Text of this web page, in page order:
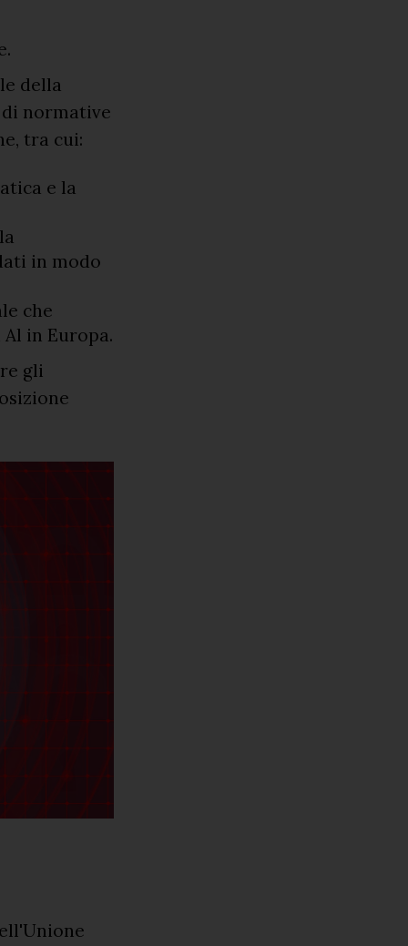
della
normative
tra cui:
e la
in modo
che
in Europa.
gli